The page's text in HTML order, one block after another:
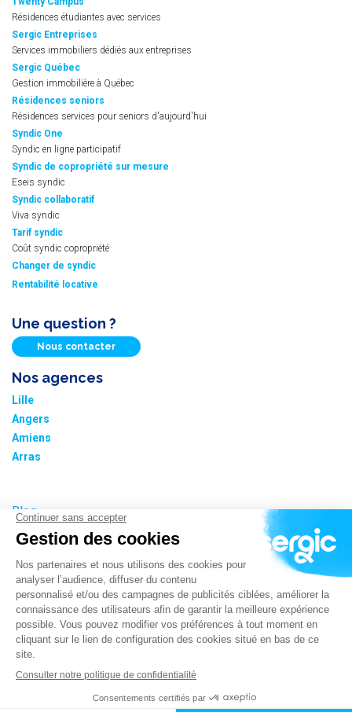
Résidences étudiantes avec services
Sergic Entreprises
Services immobiliers dédiés aux entreprises
Sergic Québec
Gestion immobilière à Québec
Résidences seniors
Résidences services pour seniors d'aujourd'hui
Syndic One
Syndic en ligne participatif
Syndic de copropriété sur mesure
Eseis syndic
Syndic collaboratif
Viva syndic
Tarif syndic
Coût syndic copropriété
Changer de syndic
Rentabilité locative
Une question ?
Nous contacter
Nos agences
Lille
Angers
Amiens
Arras
Blog
Nos tarifs
Plan du site
Informations cookies
Paramétrer les cookies
Politique de confidentialité